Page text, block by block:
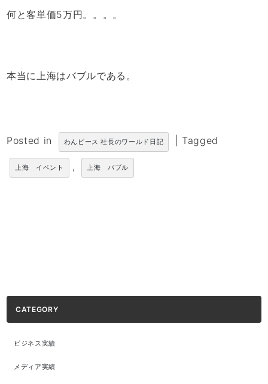
何と客単価5万円。。。。
本当に上海はバブルである。
Posted in わんピース 社長のワールド日記 Tagged
上海 イベント , 上海 バブル
CATEGORY
ビジネス実績
メディア実績